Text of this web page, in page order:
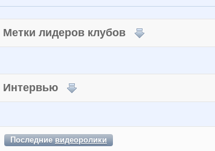
Метки лидеров клубов
Интервью
Последниевидеоролики